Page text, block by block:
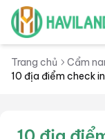
Haviland
Trang chủ
Cẩm
10 địa điểm check